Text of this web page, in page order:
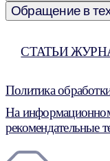
Обращение в
СТАТЬИ
Политика
На
рекомендательные